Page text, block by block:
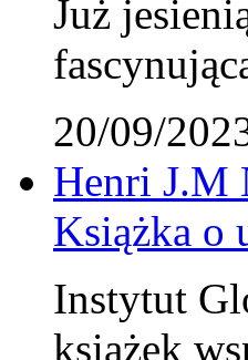
Już
20/09/
Henri J.M
Książka o
Instytut
książek